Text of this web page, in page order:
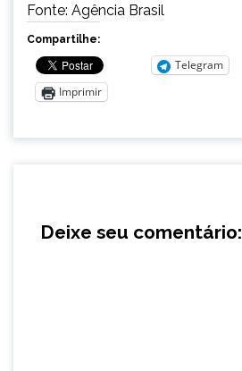
Fonte: Agência Brasil
Compartilhe:
Telegram
Imprimir
Deixe seu comentário: